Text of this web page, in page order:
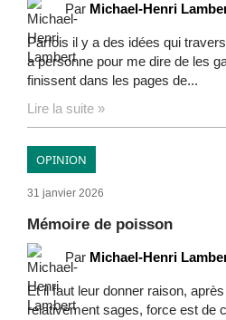
Par Michael-Henri
Parfois il y a des idées qui
a personne pour me dire de les
finissent dans les pages de...
Lire la suite »
OPINION
31 janvier 2026
Mémoire de poisson
Par Michael-Henri
Et il faut leur donner raison,
relativement sages, force est de